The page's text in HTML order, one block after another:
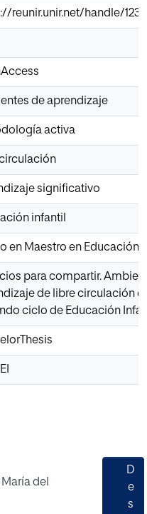
reunir.unir.net/handle/
de aprendizaje
activa
significativo
infantil
en Maestro en Educación
para compartir.
de libre circulación
ciclo de Educación
del
D
e
s